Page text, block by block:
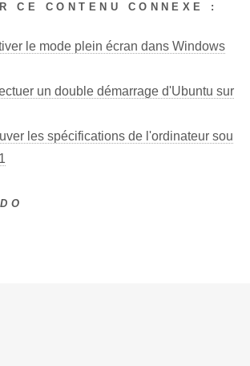
CE CONTENU CONNEXE :
le mode plein écran dans Windows
un double démarrage d'Ubuntu sur
les spécifications de l'ordinateur sou